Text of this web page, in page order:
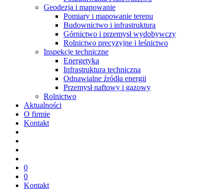
Geodezja i mapowanie
Pomiary i mapowanie terenu
Budownictwo i infrastruktura
Górnictwo i przemysł wydobywczy
Rolnictwo precyzyjne i leśnictwo
Inspekcje techniczne
Energetyka
Infrastruktura techniczna
Odnawialne źródła energii
Przemysł naftowy i gazowy
Rolnictwo
Aktualności
O firmie
Kontakt
0
0
Kontakt